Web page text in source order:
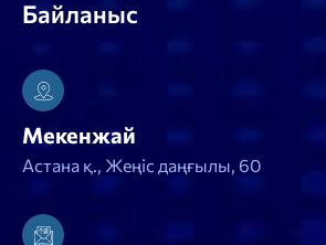
Байланыс
Мекенжай
Астана қ., Жеңіс даңғылы, 60